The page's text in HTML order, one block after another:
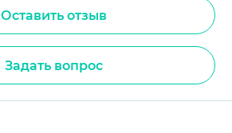
Оставить отзыв
Задать вопрос